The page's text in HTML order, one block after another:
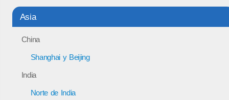
Asia
China
Shanghai y Beijing
India
Norte de India